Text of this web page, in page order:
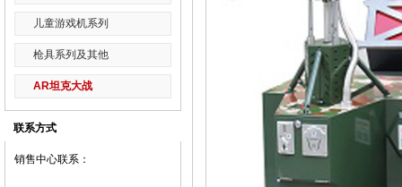
儿童游戏机系列
枪具系列及其他
AR坦克大战
联系方式
销售中心联系：